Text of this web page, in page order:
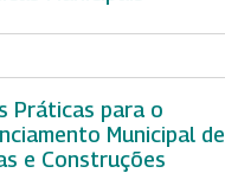
Práticas para o
Municipal de
e Construções